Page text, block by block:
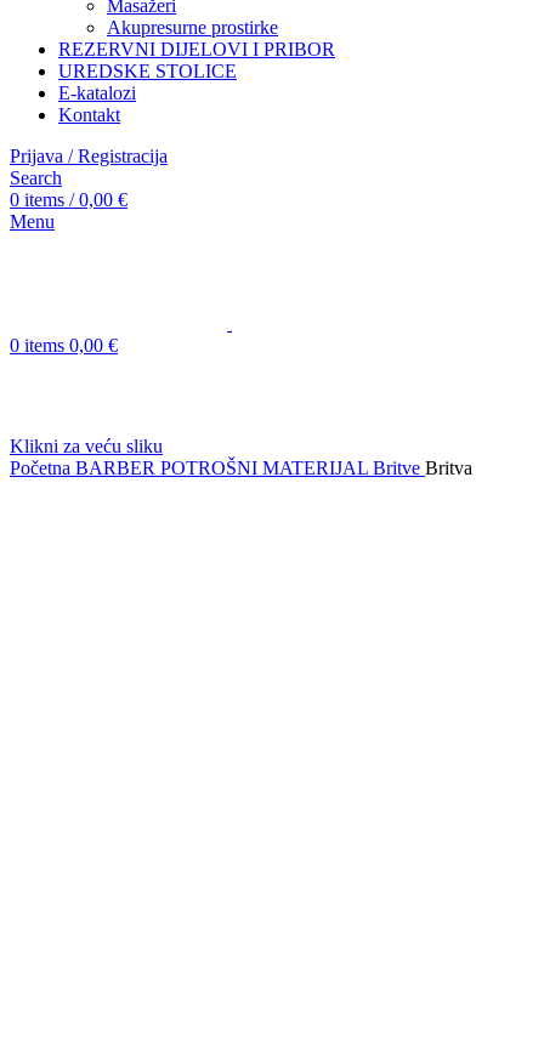
Masažeri
Akupresurne prostirke
REZERVNI DIJELOVI I PRIBOR
UREDSKE STOLICE
E-katalozi
Kontakt
Prijava / Registracija
Search
0 items / 0,00 €
Menu
0 items 0,00 €
Klikni za veću sliku
Početna BARBER POTROŠNI MATERIJAL Britve Britva